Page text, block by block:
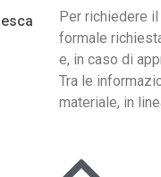
Per richiedere
formale
e, in caso di
Tra le
materiale, in